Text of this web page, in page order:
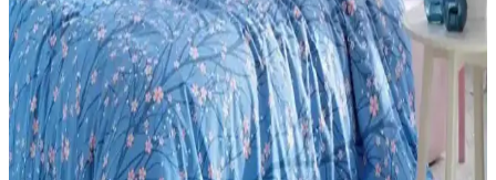
Palmiye Hobi Sanat ve Tabdiko Sayılarla Boyama
Setleri Karşılaştırması ve Özellikleri
İki popüler sayılarla boyama setinin detaylı karşılaştırması, içerikleri
ve kullanıcı yorumlarıyla en iyi seçimi yapmanızı sağlar.
Çocuklar İçin 208 Parçalık Boyama Seti: Yaratıcılığı
Geliştiren Eğitici Malzeme